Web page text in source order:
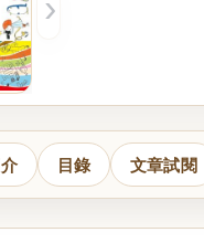
目錄 文章試閱